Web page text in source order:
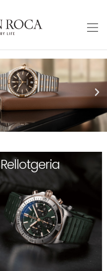
Rellotgeria